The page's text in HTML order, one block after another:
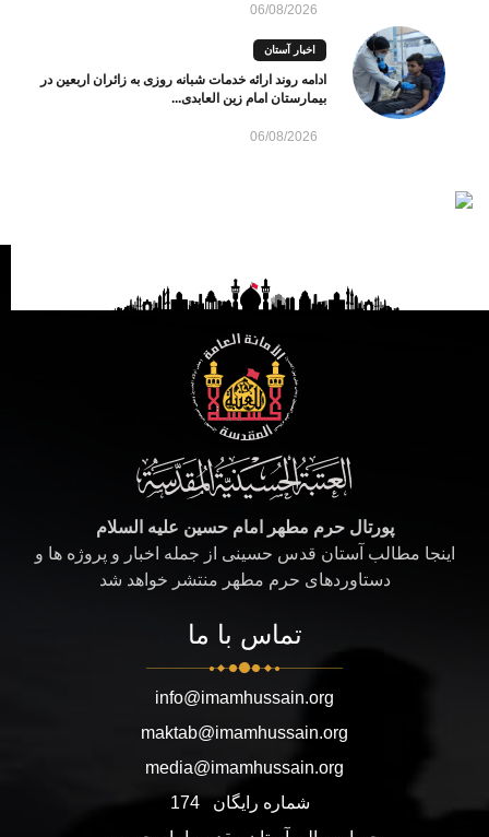
06/08/2026
اخبار آستان
ادامه روند ارائه خدمات شبانه روزی به زائران اربعین در
بیمارستان امام زین العابدی...
06/08/2026
پورتال حرم مطهر امام حسین علیه السلام
اینجا مطالب آستان قدس حسینی از جمله اخبار و پروژه ها و
دستاوردهای حرم مطهر منتشر خواهد شد
تماس با ما
info@imamhussain.org
maktab@imamhussain.org
media@imamhussain.org
شماره رایگان
174